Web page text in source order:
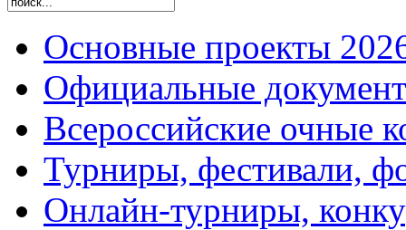
Основные проекты
Официальные
Всероссийские очные
Турниры, фестивали,
Онлайн-турниры,